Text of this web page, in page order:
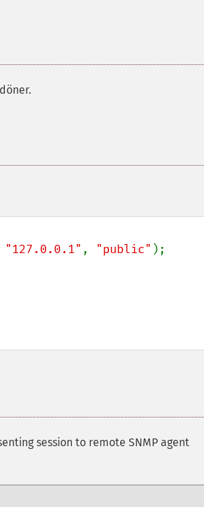
döner.
"127.0.0.1" , "public" );
session to remote SNMP agent